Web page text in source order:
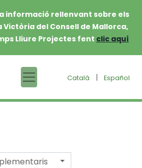
informació rellenvant sobre els
Victòria del Consell de Mallorca,
Lliure Projectes fent clic aquí
Català | Español